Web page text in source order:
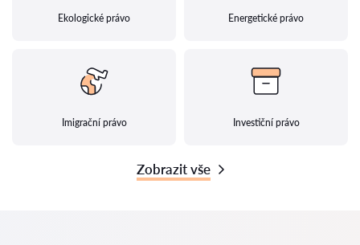
Ekologické právo Energetické právo
Imigrační právo Investiční právo
Zobrazit vše